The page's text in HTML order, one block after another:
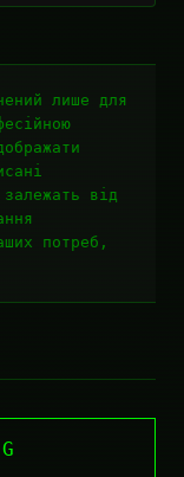
лише для
від
потреб,